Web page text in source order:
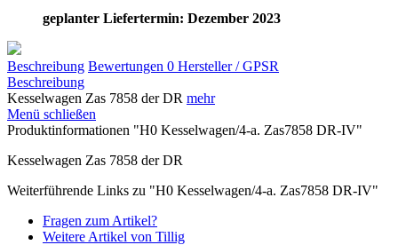
geplanter Liefertermin: Dezember 2023
Beschreibung Bewertungen 0 Hersteller / GPSR
Beschreibung
Kesselwagen Zas 7858 der DR mehr
Menü schließen
Produktinformationen "H0 Kesselwagen/4-a. Zas7858 DR-IV"
Kesselwagen Zas 7858 der DR
Weiterführende Links zu "H0 Kesselwagen/4-a. Zas7858 DR-IV"
Fragen zum Artikel?
Weitere Artikel von Tillig